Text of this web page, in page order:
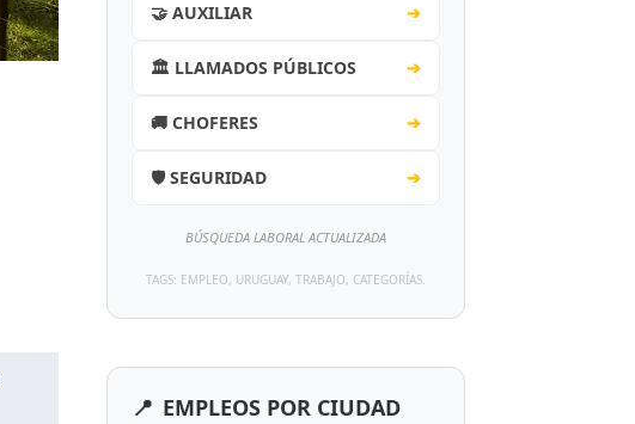
🤝 AUXILIAR ➔
🏛️ LLAMADOS PÚBLICOS ➔
🚚 CHOFERES ➔
🛡️ SEGURIDAD ➔
BÚSQUEDA LABORAL ACTUALIZADA
TAGS: EMPLEO, URUGUAY, TRABAJO, CATEGORÍAS.
📍 EMPLEOS POR CIUDAD